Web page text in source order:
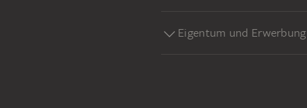
Eigentum und Erwerbung